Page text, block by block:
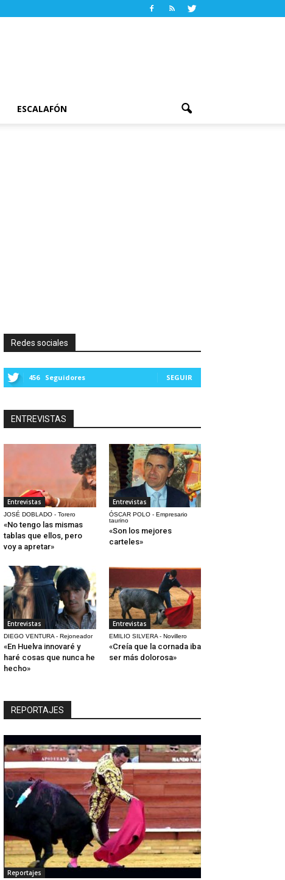
ESCALAFÓN
Redes sociales
456 Seguidores SEGUIR
ENTREVISTAS
Entrevistas
JOSÉ DOBLADO - Torero
«No tengo las mismas
tablas que ellos, pero
voy a apretar»
Entrevistas
ÓSCAR POLO - Empresario
taurino
«Son los mejores
carteles»
Entrevistas
DIEGO VENTURA - Rejoneador
«En Huelva innovaré y
haré cosas que nunca he
hecho»
Entrevistas
EMILIO SILVERA - Novillero
«Creía que la cornada iba
ser más dolorosa»
REPORTAJES
Reportajes